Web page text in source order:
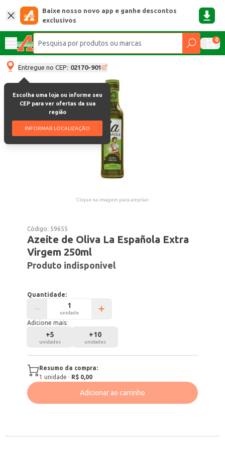
Baixe nosso novo app e ganhe descontos
exclusivos
0
Entregue no CEP: 02170-901
Escolha uma loja ou informe seu
CEP para ver ofertas da sua
região
INFORMAR LOCALIZAÇÃO
Clique na imagem para ampliar.
Código: 59655
Azeite de Oliva La Española Extra
Virgem 250ml
Produto indisponível
Quantidade:
unidade
Adicione mais:
+5
unidades
+10
unidades
Resumo da compra:
1 unidade · R$ 0,00
Adicionar ao carrinho